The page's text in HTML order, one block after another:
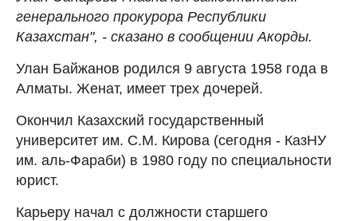
генерального прокурора Республики
Казахстан", - сказано в сообщении Акорды.
Улан Байжанов родился 9 августа 1958 года в
Алматы. Женат, имеет трех дочерей.
Окончил Казахский государственный
университет им. С.М. Кирова (сегодня - КазНУ
им. аль-Фараби) в 1980 году по специальности
юрист.
Карьеру начал с должности старшего